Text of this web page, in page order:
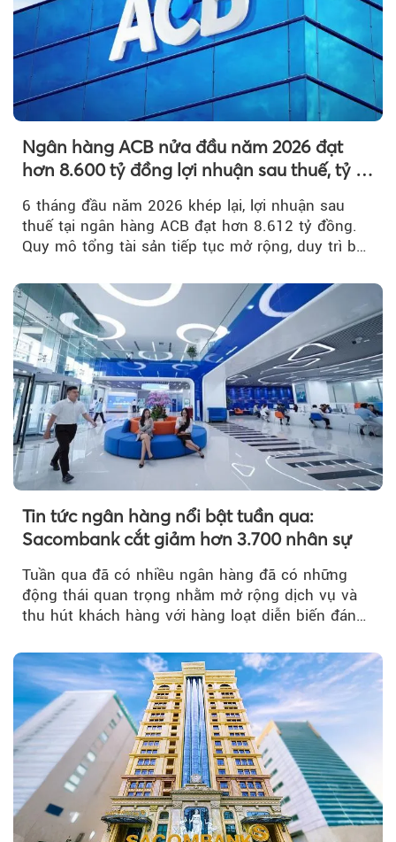
Ngân hàng ACB nửa đầu năm 2026 đạt
hơn 8.600 tỷ đồng lợi nhuận sau thuế, tỷ lệ
6 tháng đầu năm 2026 khép lại, lợi nhuận sau
thuế tại ngân hàng ACB đạt hơn 8.612 tỷ đồng.
Quy mô tổng tài sản tiếp tục mở rộng, duy trì bộ
Tin tức ngân hàng nổi bật tuần qua:
Sacombank cắt giảm hơn 3.700 nhân sự
Tuần qua đã có nhiều ngân hàng đã có những
động thái quan trọng nhằm mở rộng dịch vụ và
thu hút khách hàng với hàng loạt diễn biến đáng